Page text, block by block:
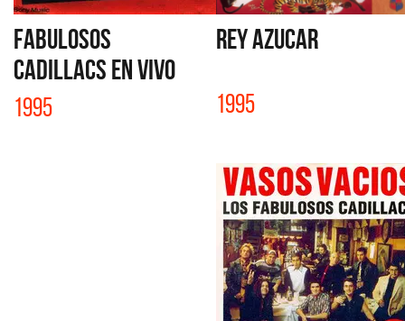
FABULOSOS
CADILLACS EN VIVO
1995
REY AZUCAR
1995